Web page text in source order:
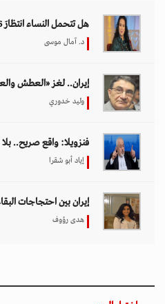
هل تتحمل النساء انتظارَ 286 عاماً؟
د. آمال موسى
إيران.. لغز «العطش
وليد خدوري
فنزويلا: واقع صريح.. بلا
إياد أبو شقرا
إيران بين احتجاجات
هدى رؤوف